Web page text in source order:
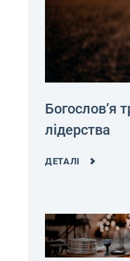
Богословʼя
лідерства
ДЕТАЛІ